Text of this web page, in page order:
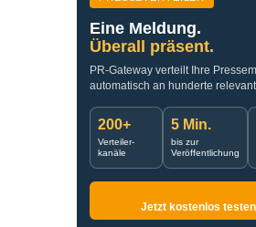
Eine Meldung.
Überall präsent.
PR-Gateway verteilt Ihre
automatisch an hunderte
200+
Verteiler-
kanäle
5 Min.
bis zur
Veröffentlichung
Jetzt kostenlos